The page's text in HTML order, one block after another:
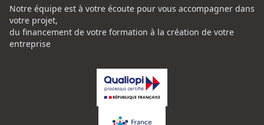
Notre équipe est à votre écoute pour vous accompagner dans
votre projet,
du financement de votre formation à la création de votre
entreprise